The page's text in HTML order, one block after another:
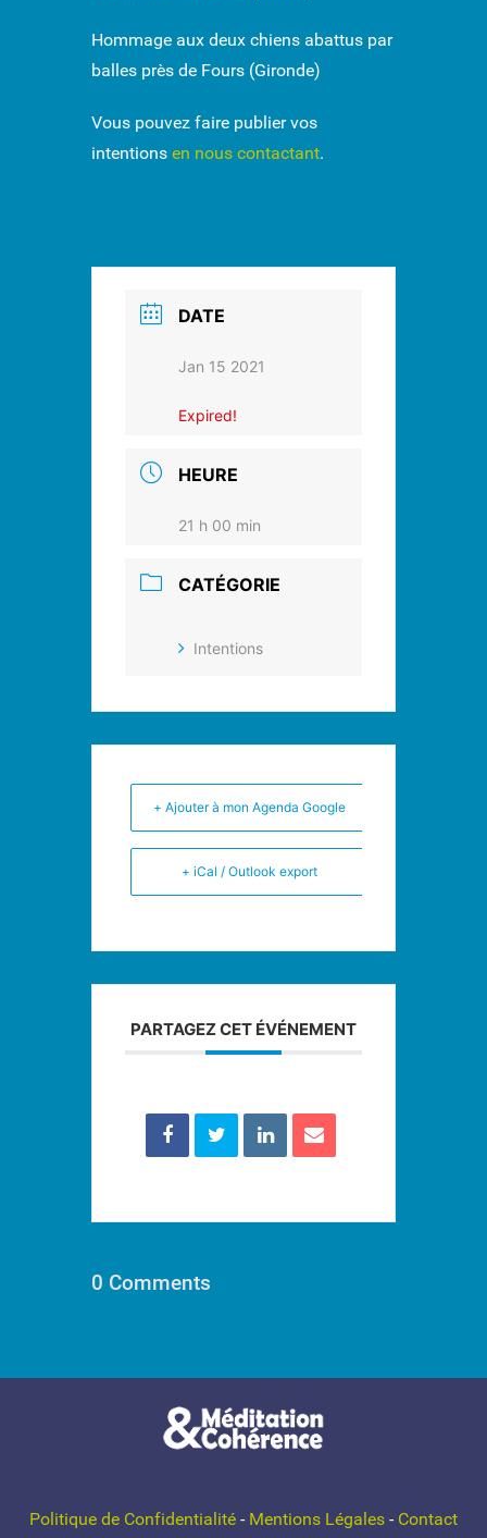
Hommage aux deux chiens abattus par
balles près de Fours (Gironde)
Vous pouvez faire publier vos
intentions en nous contactant.
DATE
Jan 15 2021
Expired!
HEURE
21 h 00 min
CATÉGORIE
Intentions
+ Ajouter à mon Agenda Google
+ iCal / Outlook export
PARTAGEZ CET ÉVÉNEMENT
0 Comments
Politique de Confidentialité - Mentions Légales - Contact